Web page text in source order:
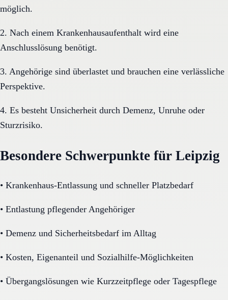
möglich.
2. Nach einem Krankenhausaufenthalt wird eine
Anschlusslösung benötigt.
3. Angehörige sind überlastet und brauchen eine verlässliche
Perspektive.
4. Es besteht Unsicherheit durch Demenz, Unruhe oder
Sturzrisiko.
Besondere Schwerpunkte für Leipzig
• Krankenhaus-Entlassung und schneller Platzbedarf
• Entlastung pflegender Angehöriger
• Demenz und Sicherheitsbedarf im Alltag
• Kosten, Eigenanteil und Sozialhilfe-Möglichkeiten
• Übergangslösungen wie Kurzzeitpflege oder Tagespflege